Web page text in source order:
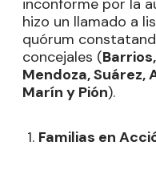
inconforme por la
hizo un llamado a
quórum
concejales (
Mendoza, Suárez,
Marín y Pión).
Familias en